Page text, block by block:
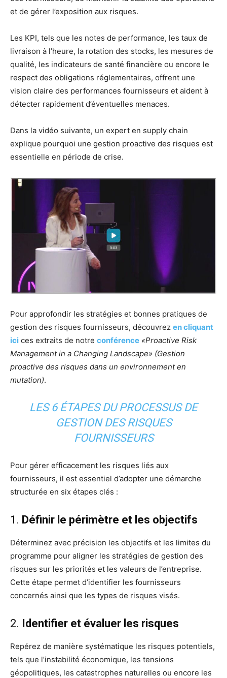
et de gérer l’exposition aux risques.
Les KPI, tels que les notes de performance, les taux de
livraison à l’heure, la rotation des stocks, les mesures de
qualité, les indicateurs de santé financière ou encore le
respect des obligations réglementaires, offrent une
vision claire des performances fournisseurs et aident à
détecter rapidement d’éventuelles menaces.
Dans la vidéo suivante, un expert en supply chain
explique pourquoi une gestion proactive des risques est
essentielle en période de crise.
Pour approfondir les stratégies et bonnes pratiques de
gestion des risques fournisseurs, découvrez en cliquant
ici ces extraits de notre conférence «Proactive Risk
Management in a Changing Landscape» (Gestion
proactive des risques dans un environnement en
mutation).
LES 6 ÉTAPES DU PROCESSUS DE
GESTION DES RISQUES
FOURNISSEURS
Pour gérer efficacement les risques liés aux
fournisseurs, il est essentiel d’adopter une démarche
structurée en six étapes clés :
1. Définir le périmètre et les objectifs
Déterminez avec précision les objectifs et les limites du
programme pour aligner les stratégies de gestion des
risques sur les priorités et les valeurs de l’entreprise.
Cette étape permet d’identifier les fournisseurs
concernés ainsi que les types de risques visés.
2. Identifier et évaluer les risques
Repérez de manière systématique les risques potentiels,
tels que l’instabilité économique, les tensions
géopolitiques, les catastrophes naturelles ou encore les